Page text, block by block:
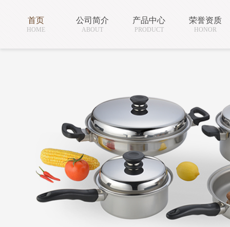
首页
HOME
公司简介
ABOUT
产品中心
PRODUCT
荣誉资质
HONOR